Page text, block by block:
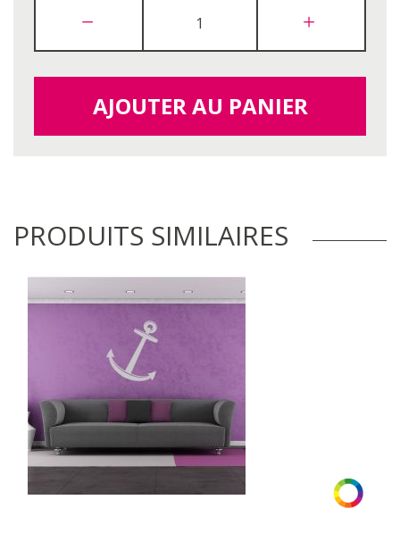
AJOUTER AU PANIER
PRODUITS SIMILAIRES